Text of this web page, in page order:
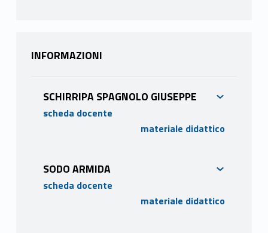
INFORMAZIONI
SCHIRRIPA SPAGNOLO GIUSEPPE
scheda docente
materiale didattico
Introduzione al corso. Panoramica delle
procedure di indagine per studi di autenticità
dei manufatti. Tecniche non distruttive,
SODO ARMIDA
scheda docente
materiale didattico